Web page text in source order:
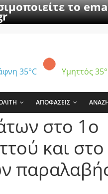
το
35°C Υμηττός
ΑΠΟΦΑΣΕΙΣ
στο 1ο
και